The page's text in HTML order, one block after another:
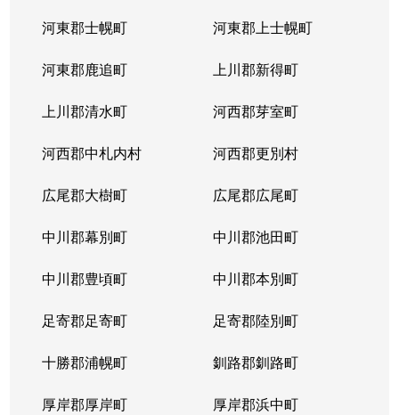
河東郡士幌町 河東郡上士幌町
河東郡鹿追町 上川郡新得町
上川郡清水町 河西郡芽室町
河西郡中札内村 河西郡更別村
広尾郡大樹町 広尾郡広尾町
中川郡幕別町 中川郡池田町
中川郡豊頃町 中川郡本別町
足寄郡足寄町 足寄郡陸別町
十勝郡浦幌町 釧路郡釧路町
厚岸郡厚岸町 厚岸郡浜中町